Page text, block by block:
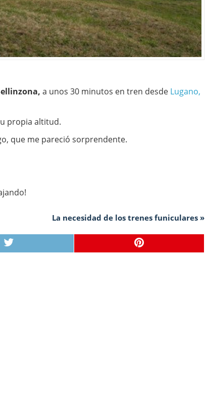
a unos 30 minutos en tren desde Lugano,
propia altitud.
que me pareció sorprendente.
La necesidad de los trenes funiculares »